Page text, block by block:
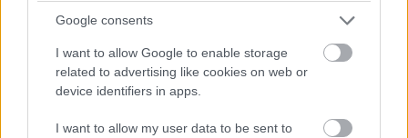
Google consents
I want to allow Google to enable storage
related to advertising like cookies on web or
device identifiers in apps.
I want to allow my user data to be sent to
autójában szintén cserélték az alkatrészt.) Verstappen Red
Bulljába a Bahreini Nagydíjon és pénteken használt
sebességváltó került vissza, büntetés így nem jár a cseréért –
viszont érdemes emlékezni rá, ez a komponens volt bent az
első két edzésen, akkor, mikor a holland a visszaváltásokra
panaszkodott.